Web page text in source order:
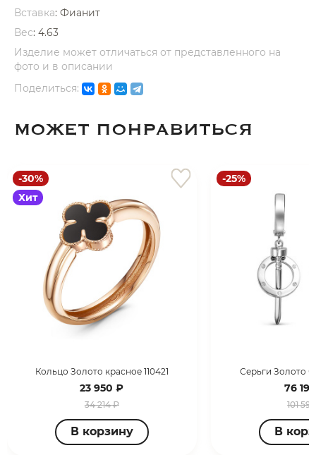
Вставка: Фианит
Вес: 4.63
Изделие может отличаться от представленного на
фото и в описании
Поделиться:
МОЖЕТ ПОНРАВИТЬСЯ
-30%
Хит
Кольцо Золото красное 110421
23 950 ₽
34 214 ₽
В корзину
-25%
Серьги Золото
76
101
В
раз в 2 недели